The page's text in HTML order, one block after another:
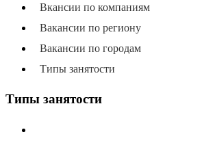
Вкансии по компаниям
Вакансии по региону
Вакансии по городам
Типы занятости
Типы занятости